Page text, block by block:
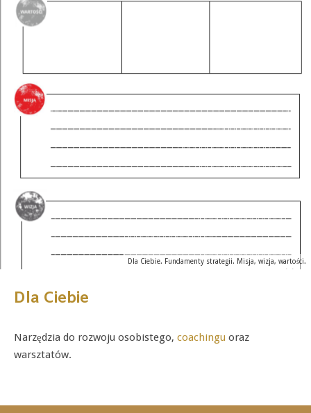
Dla Ciebie. Fundamenty strategii. Misja, wizja, wartości.
Dla Ciebie
Narzędzia do rozwoju osobistego, coachingu oraz
warsztatów.